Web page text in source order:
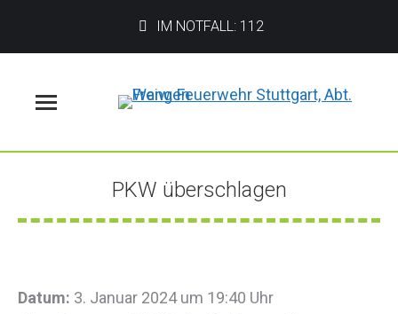
IM NOTFALL: 112
PKW überschlagen
Sie befinden sich hier:
Datum: 3. Januar 2024 um 19:40 Uhr